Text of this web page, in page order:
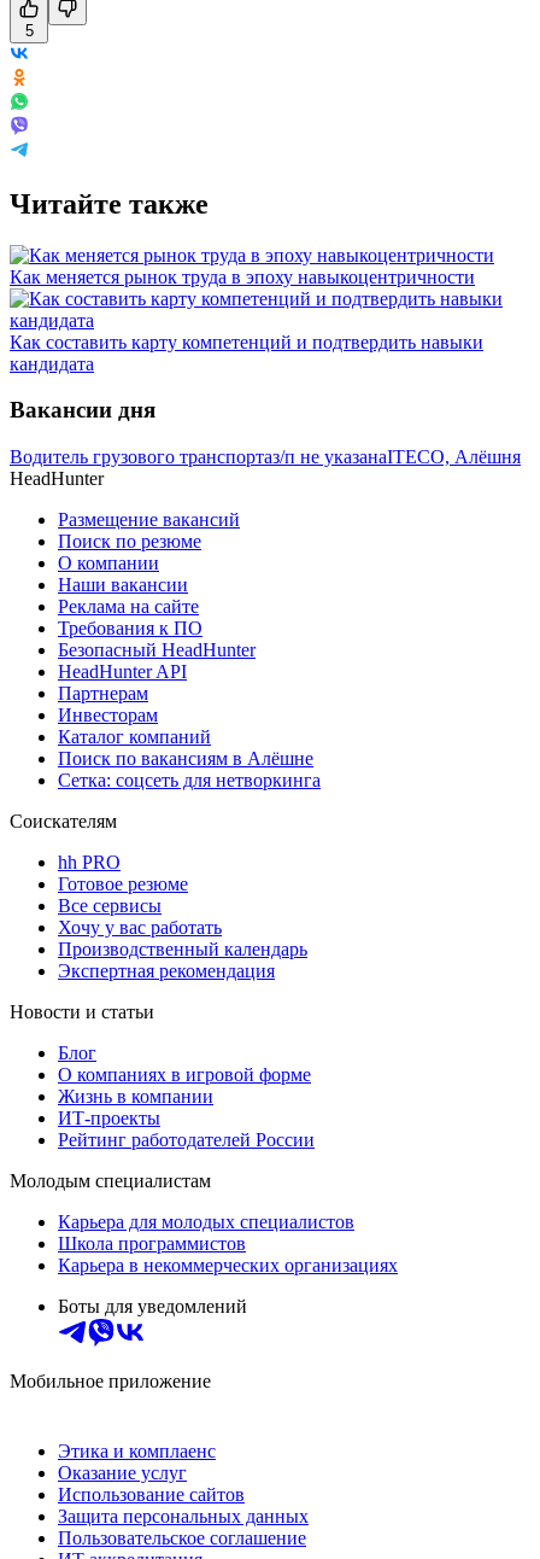
5
Читайте также
Как меняется рынок труда в эпоху навыкоцентричности
Как составить карту компетенций и подтвердить навыки
кандидата
Вакансии дня
Водитель грузового транспортаз/п не указанаITECO, Алёшня
HeadHunter
Размещение вакансий
Поиск по резюме
О компании
Наши вакансии
Реклама на сайте
Требования к ПО
Безопасный HeadHunter
HeadHunter API
Партнерам
Инвесторам
Каталог компаний
Поиск по вакансиям в Алёшне
Сетка: соцсеть для нетворкинга
Соискателям
hh PRO
Готовое резюме
Все сервисы
Хочу у вас работать
Производственный календарь
Экспертная рекомендация
Новости и статьи
Блог
О компаниях в игровой форме
Жизнь в компании
ИТ-проекты
Рейтинг работодателей России
Молодым специалистам
Карьера для молодых специалистов
Школа программистов
Карьера в некоммерческих организациях
Боты для уведомлений
Мобильное приложение
Этика и комплаенс
Оказание услуг
Использование сайтов
Защита персональных данных
Пользовательское соглашение